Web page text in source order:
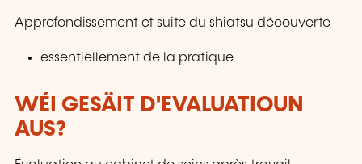
Approfondissement et suite du shiatsu découverte
essentiellement de la pratique
WÉI GESÄIT D'EVALUATIOUN
AUS?